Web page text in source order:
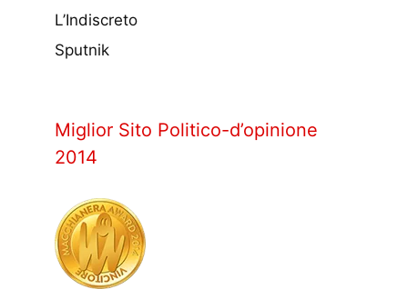
L’Indiscreto
Sputnik
Miglior Sito Politico-d’opinione
2014